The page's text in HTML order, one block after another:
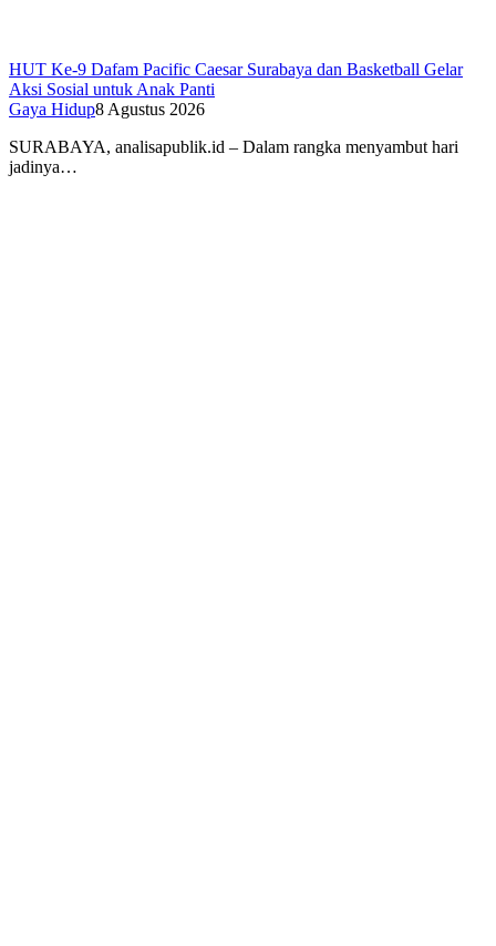
HUT Ke-9 Dafam Pacific Caesar Surabaya dan Basketball Gelar
Aksi Sosial untuk Anak Panti
Gaya Hidup8 Agustus 2026
SURABAYA, analisapublik.id – Dalam rangka menyambut hari
jadinya…